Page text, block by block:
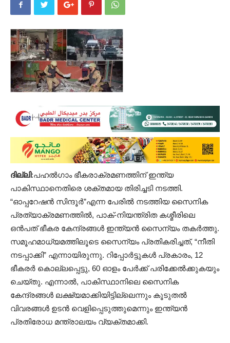
ദില്ലി:പഹൽഗാം ഭീകരാക്രമണത്തിന് ഇന്ത്യ
പാകിസ്ഥാനെതിരെ ശക്തമായ തിരിച്ചടി നടത്തി.
“ഓപ്പറേഷൻ സിന്ദൂർ”എന്ന പേരിൽ നടത്തിയ സൈനിക
പ്രത്യാക്രമണത്തിൽ, പാക്-നിയന്ത്രിത കശ്മീരിലെ
ഒൻപത് ഭീകര കേന്ദ്രങ്ങൾ ഇന്ത്യൻ സൈന്യം തകർത്തു.
സമൂഹമാധ്യമത്തിലൂടെ സൈന്യം പ്രതികരിച്ചത്, “നീതി
നടപ്പാക്കി” എന്നായിരുന്നു. റിപ്പോർട്ടുകൾ പ്രകാരം, 12
ഭീകരർ കൊല്ലപ്പെട്ടു, 60 ഓളം പേർക്ക് പരിക്കേൽക്കുകയും
ചെയ്തു. എന്നാൽ, പാകിസ്ഥാനിലെ സൈനിക
കേന്ദ്രങ്ങൾ ലക്ഷ്യമാക്കിയിട്ടില്ലെന്നും കൂടുതൽ
വിവരങ്ങൾ ഉടൻ വെളിപ്പെടുത്തുമെന്നും ഇന്ത്യൻ
പ്രതിരോധ മന്ത്രാലയം വ്യക്തമാക്കി.